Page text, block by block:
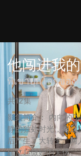
他闯进我
พี่เขาบุกโลกของ
共12集
影集简介： 内向的
静的独处时光，但这
后产生了大转变。
建立起微妙的关係